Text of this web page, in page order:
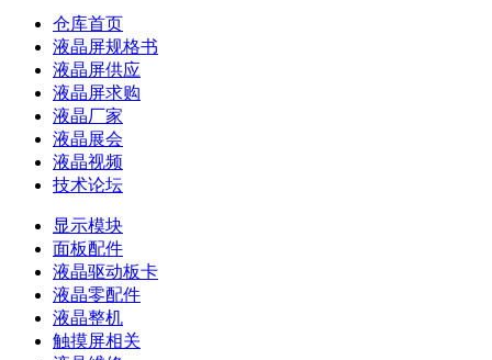
仓库首页
液晶屏规格书
液晶屏供应
液晶屏求购
液晶厂家
液晶展会
液晶视频
技术论坛
显示模块
面板配件
液晶驱动板卡
液晶零配件
液晶整机
触摸屏相关